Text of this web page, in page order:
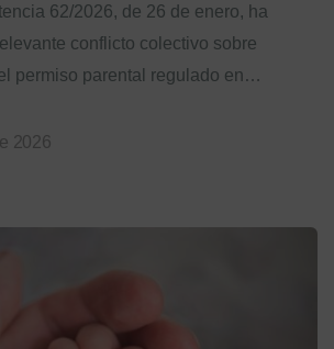
62/2026, de 26 de enero, ha
conflicto colectivo sobre
permiso parental regulado en…
2026